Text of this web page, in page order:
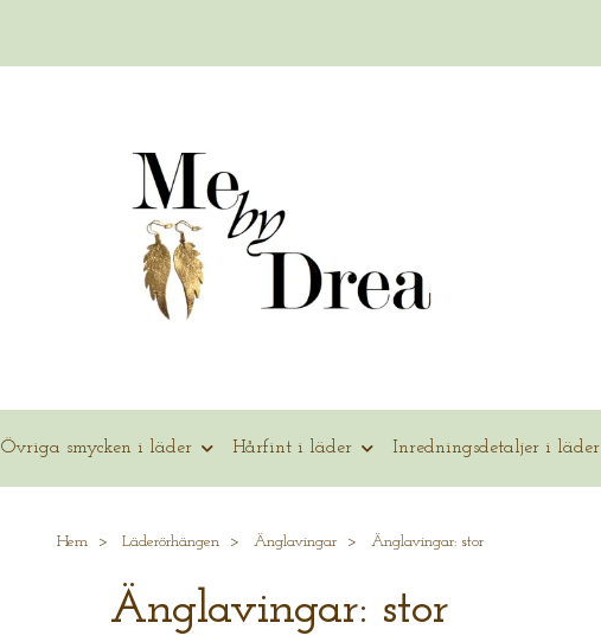
Övriga smycken i läder Hårfint i läder Inredningsdetaljer i läder
Hem Läderörhängen Änglavingar Änglavingar: stor
Änglavingar: stor